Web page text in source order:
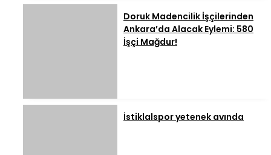
Doruk Madencilik İşçilerinden
Ankara’da Alacak Eylemi: 580
İşçi Mağdur!
İstiklalspor yetenek avında